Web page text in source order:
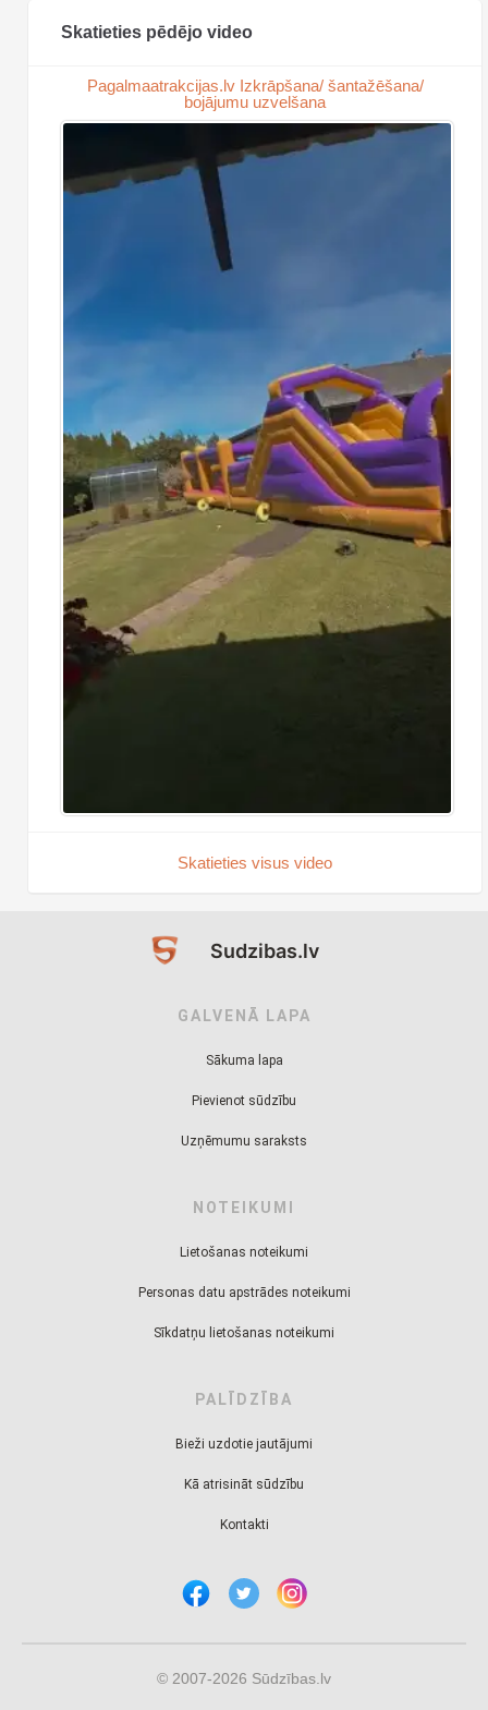
Skatieties pēdējo video
Pagalmaatrakcijas.lv Izkrāpšana/ šantažēšana/
bojājumu uzvelšana
Skatieties visus video
Sudzibas.lv
GALVENĀ LAPA
Sākuma lapa
Pievienot sūdzību
Uzņēmumu saraksts
NOTEIKUMI
Lietošanas noteikumi
Personas datu apstrādes noteikumi
Sīkdatņu lietošanas noteikumi
PALĪDZĪBA
Bieži uzdotie jautājumi
Kā atrisināt sūdzību
Kontakti
© 2007-2026 Sūdzības.lv